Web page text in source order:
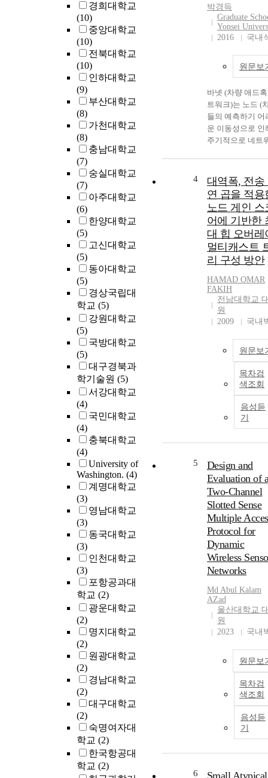
경희대학교
(10)
중앙대학교
(10)
전북대학교
(10)
인하대학교
(9)
부산대학교
(8)
가천대학교
(8)
충남대학교
(7)
숭실대학교
(7)
아주대학교
(6)
한양대학교
(5)
고신대학교
(5)
동아대학교
(5)
경상국립대
학교 (5)
강원대학교
(5)
국방대학교
(5)
대구경북과
학기술원 (5)
서강대학교
(4)
국민대학교
(4)
충북대학교
(4)
University of
Washington. (4)
계명대학교
(3)
영남대학교
(3)
동국대학교
(3)
인천대학교
(3)
포항공과대
학교 (2)
광운대학교
(2)
명지대학교
(2)
원광대학교
(2)
경남대학교
(2)
대구대학교
(2)
숙명여자대
학교 (2)
한국항공대
학교 (2)
박경득
Graduate
Yonsei
2016
국내
원문보
바넷 (차량 애드
트워크)는 노드 (
들의 예측하기 어
운 이동성으로 인
주기적으로 네트
이다. 네트워크
로지의 주기적인
화는 데이터 패킷
송과 라우팅 절차
어렵게 한다. 따
이와 같은 문제를
선하기 위해 헬로
시지 또는 비콘과
를 주기적으로 교
함으로써, 노드들
의 통신 연결을
하는 것과 데이터
정은 반드시 필요
다. 이와 관련하
양한 바넷 라우팅
바넷에 사용할 수
는 다양한 라우팅
고리즘 중에서,
기반 라우팅 방식
제안되어왔다. 그
나 노드들의 동적
움직임 방향과 속
은 쉽게 노드들
의 연결을 쉽게
시킬 수 있다. 그
도 불구하고 기존
고리즘들은 다양
측면 (예를 들어,
의 전송 범위 가
리에 위치하거나
콘 전송 주기 사
이웃 노드들의 이
노드 간의 통신이
절되는 가능성이
재한다. 본 학위
간의 통신 단절과
우팅 문제를 개선
기 위해 신뢰적이
지를 제안한다.
4
대역폭, 전송
연 곱을 적용
노드 게인 스
어에 기반한
대 힙 오버레
멀티캐스트
리 구성 방안
HAMAD OMAR
FAKIH
전남대학교
원
2009
국내
원문보
목차검
색조회
음성듣
기
5
Design and
Evaluation of
Two-Channel
Slotted Sense
Multiple
Protocol for
Dynamic
Wireless
Networks
Md Abul Kalam
AZad
울산대학교
원
2023
국내
원문보
목차검
색조회
음성듣
기
6